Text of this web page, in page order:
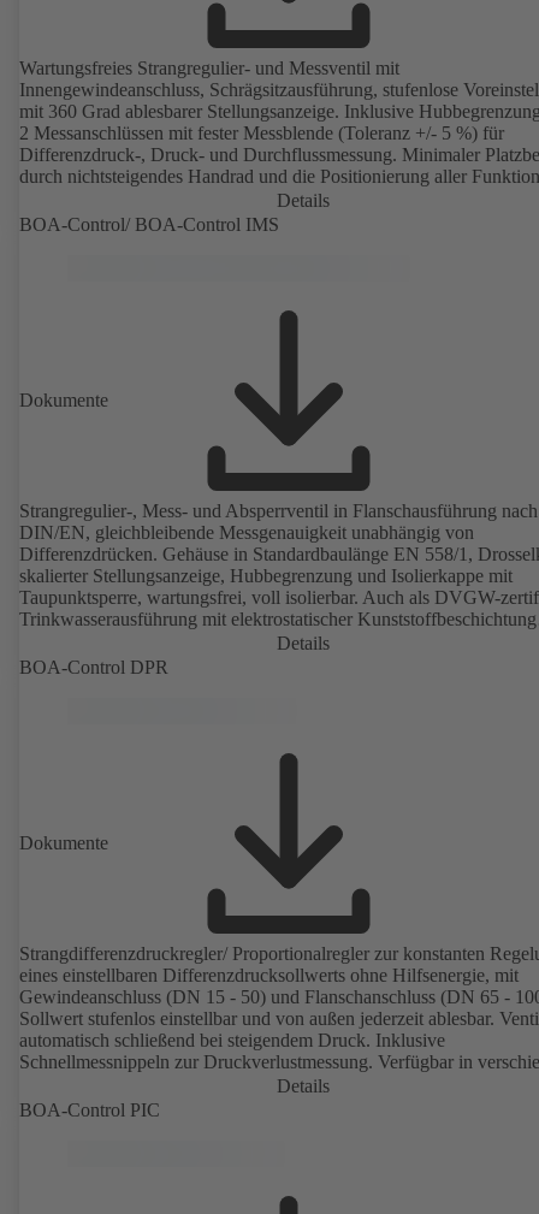
Wartungsfreies Strangregulier- und Messventil mit
Innengewindeanschluss, Schrägsitzausführung, stufenlose Voreinstellung
mit 360 Grad ablesbarer Stellungsanzeige. Inklusive
2 Messanschlüssen mit fester Messblende (Toleranz +/- 5 %) für
Differenzdruck-, Druck- und Durchflussmessung. Minimaler
durch nichtsteigendes Handrad und die Positionierung aller
Details
BOA-Control/ BOA‑Control IMS
Dokumente
Strangregulier-, Mess- und Absperrventil in Flanschausführung nach
DIN/EN, gleichbleibende Messgenauigkeit unabhängig von
Differenzdrücken. Gehäuse in Standardbaulänge EN 558/1,
skalierter Stellungsanzeige, Hubbegrenzung und Isolierkappe mit
Taupunktsperre, wartungsfrei, voll isolierbar. Auch als DVGW-
Trinkwasserausführung mit elektrostatischer Kunststoffbeschichtung
Mediumberührung. Stationäres Monitoring mittels BOATRONIC
von Strömungsrichtung, Volumenstrom und Temperatur mittels
Details
BOA-Control DPR
Dokumente
Strangdifferenzdruckregler/ Proportionalregler zur konstanten
eines einstellbaren Differenzdrucksollwerts ohne Hilfsenergie, mit
Gewindeanschluss (DN 15 - 50) und Flanschanschluss (DN 65 -
Sollwert stufenlos einstellbar und von außen jederzeit ablesbar.
automatisch schließend bei steigendem Druck. Inklusive
Schnellmessnippeln zur Druckverlustmessung. Verfügbar in
Druckregelbereichen (LP/HP) von 5 bis 80 kPa im Gewinde- und
bis 160 kPa im Flanschbereich.
Details
BOA-Control PIC